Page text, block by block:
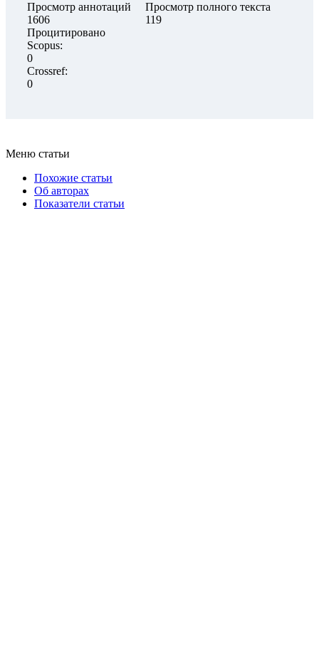
Просмотр аннотаций
1606
Просмотр полного текста
119
Процитировано
Scopus:
0
Crossref:
0
Меню статьи
Похожие статьи
Об авторах
Показатели статьи